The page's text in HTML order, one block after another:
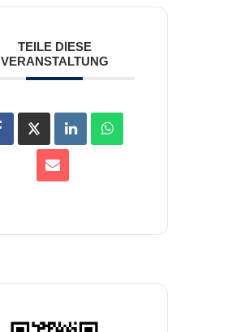
TEILE DIESE
VERANSTALTUNG